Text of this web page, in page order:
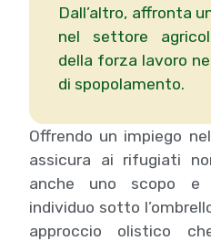
Dall’altro, affronta
nel settore
della forza lavoro
di spopolamento.
Offrendo un impiego
assicura ai rifugiati
anche uno scopo e
individuo sotto
approccio olistico